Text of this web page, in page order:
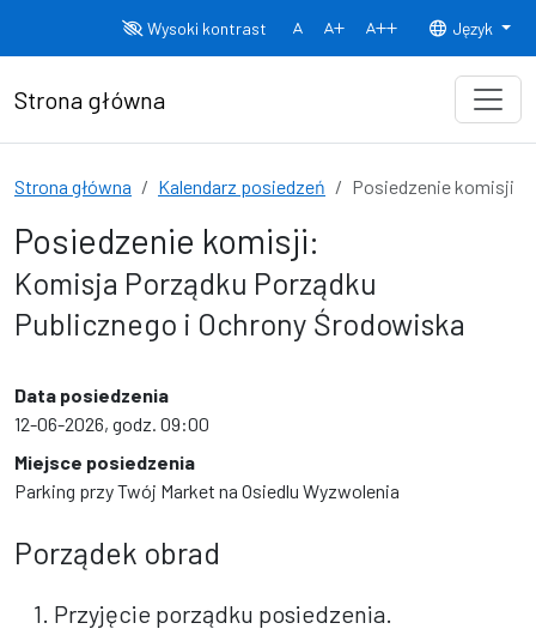
Wysoki kontrast
Normalny rozmiar czcionki
Rozmiar czcionki 150% Rozmiar
Język
Strona główna
Strona główna Kalendarz posiedzeń Posiedzenie komisji
Posiedzenie komisji:
Komisja Porządku Porządku
Publicznego i Ochrony Środowiska
Data posiedzenia
12-06-2026, godz. 09:00
Miejsce posiedzenia
Parking przy Twój Market na Osiedlu Wyzwolenia
Porządek obrad
1. Przyjęcie porządku posiedzenia.